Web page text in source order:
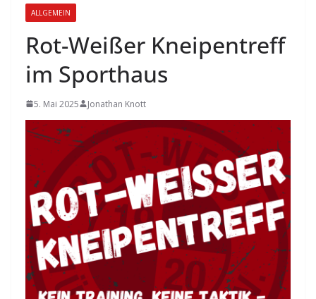
ALLGEMEIN
Rot-Weißer Kneipentreff
im Sporthaus
5. Mai 2025 Jonathan Knott